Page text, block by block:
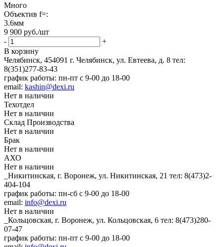
Много
Объектив f=:
3.6мм
9 900 руб./шт
-
+
В корзину
Челябинск, 454091 г. Челябинск, ул. Евтеева, д. 8 тел:
8(351)277-83-43
график работы: пн-пт с 9-00 до 18-00
email: kashin@dexi.ru
Нет в наличии
Техотдел
Нет в наличии
Склад Производства
Нет в наличии
Брак
Нет в наличии
АХО
Нет в наличии
_Никитинская, г. Воронеж, ул. Никитинская, 21 тел: 8(473)2-
404-104
график работы: пн-сб с 9-00 до 18-00
email: info@dexi.ru
Нет в наличии
_Кольцовская, г. Воронеж, ул. Кольцовская, 6 тел: 8(473)280-
07-47
график работы: пн-пт с 9-00 до 18-00